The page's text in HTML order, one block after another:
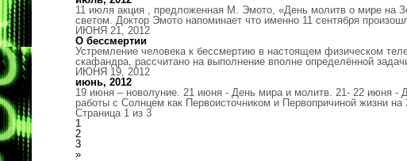
11 июля акция , предложенная М. Эмото, «День молитв о мире на
светом. Доктор Эмото напоминает что именно 11 сентября
ИЮНЯ 21, 2012
О бессмертии
Устремление человека к бессмертию в настоящем физическом
скафандра, рассчитано на выполнение вполне определённой
ИЮНЯ 19, 2012
июнь, 2012
19 июня – новолуние. 21 июня - День мира и молитв. 21- 22 июня -
работы с Солнцем как Первоисточником и Первопричиной жизни
Страница 1 из 3
1
2
3
»